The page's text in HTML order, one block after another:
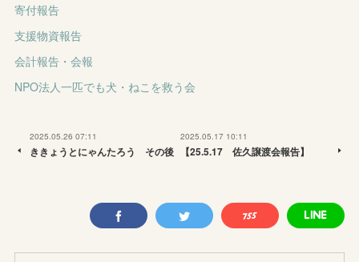
寄付報告
支援物資報告
会計報告・会報
NPO法人一匹でも犬・ねこを救う会
2025.05.26 07:11
ききょうとにゃんたろう その後
2025.05.17 10:11
【25.5.17 佐久譲渡会報告】